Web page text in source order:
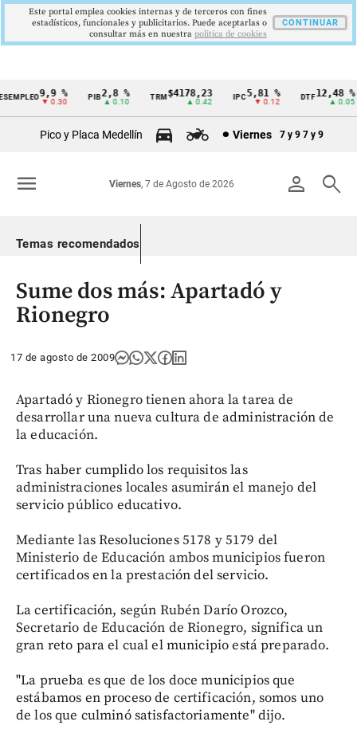
Cintillo
Colombia
9,9 %
▼ 0.30
PIB2,8 %
▲ 0.10
TRM$4178,23
▲ 0.42
5,81 %
▼ 0.12
DTF12,48 %
▲ 0.05
Pico y Placa Medellín Viernes 7 y 9 7 y 9
person search
Viernes, 7 de Agosto de 2026
menu
Temas recomendados
Sume dos más: Apartadó y
Rionegro
17 de agosto de 2009
Apartadó y Rionegro tienen ahora la tarea de
desarrollar una nueva cultura de administración de
la educación.
Tras haber cumplido los requisitos las
administraciones locales asumirán el manejo del
servicio público educativo.
Mediante las Resoluciones 5178 y 5179 del
Ministerio de Educación ambos municipios fueron
certificados en la prestación del servicio.
La certificación, según Rubén Darío Orozco,
Secretario de Educación de Rionegro, significa un
gran reto para el cual el municipio está preparado.
"La prueba es que de los doce municipios que
estábamos en proceso de certificación, somos uno
de los que culminó satisfactoriamente" dijo.
Este portal emplea cookies internas y de terceros con fines
estadísticos, funcionales y publicitarios. Puede aceptarlas o
consultar más en nuestra politica de cookies
CONTINUAR